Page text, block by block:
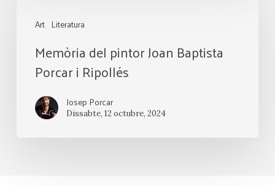
Art Literatura
pintor
Joan
Baptista
Memòria del pintor Joan Baptista
Porcar i Ripollés
Josep Porcar
Dissabte, 12 octubre, 2024